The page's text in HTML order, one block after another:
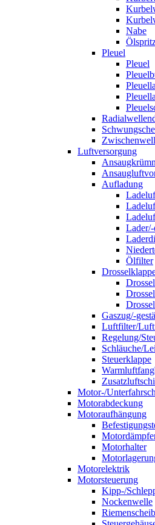
Nabe
Pleuel
Pleuel
Luftversorgung
Aufladung
Ölfilter
Gaszug/-
Luftfilter/
Regelung/
Schläuche/
Steuerklappe
Motor-/
Motorabdeckung
Motoraufhängung
Motorhalter
Motorelektrik
Motorsteuerung
Kipp-/
Nockenwelle